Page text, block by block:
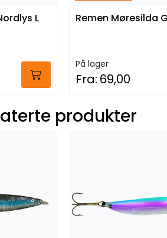
L Remen Møresilda
På lager
Fra: 69,00
produkter